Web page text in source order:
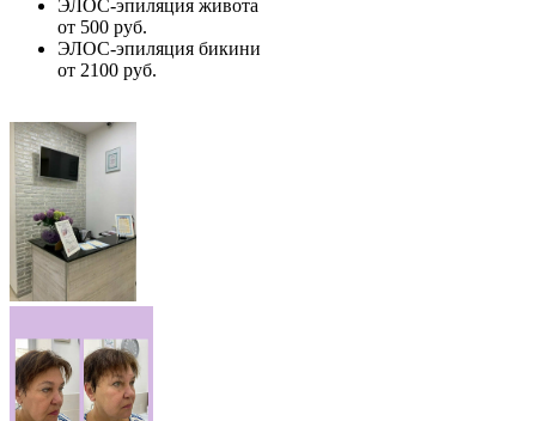
ЭЛОС-эпиляция живота
от 500 руб.
ЭЛОС-эпиляция бикини
от 2100 руб.